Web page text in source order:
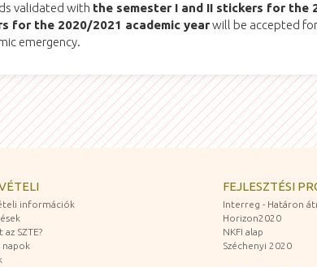
validated with the semester I and II stickers for the
for the 2020/2021 academic yearwill be accepted
emergency.
információk
az SZTE?
napok
FEJLESZTÉSI
Interreg - Határon
Horizon2020
NKFI alap
Széchenyi 2020